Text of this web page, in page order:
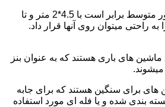
ابعاد بارگیر خاور ها به طور متوسط برابر است با 4.5*2 متر و تا
های باری هستند که به عنوان بنز
برای سنگین هستند که برای جابه
بندی شده و یا فله ای مورد استفاده